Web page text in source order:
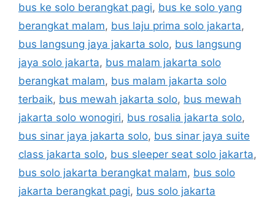
bus ke solo berangkat pagi, bus ke solo yang
berangkat malam, bus laju prima solo jakarta,
bus langsung jaya jakarta solo, bus langsung
jaya solo jakarta, bus malam jakarta solo
berangkat malam, bus malam jakarta solo
terbaik, bus mewah jakarta solo, bus mewah
jakarta solo wonogiri, bus rosalia jakarta solo,
bus sinar jaya jakarta solo, bus sinar jaya suite
class jakarta solo, bus sleeper seat solo jakarta,
bus solo jakarta berangkat malam, bus solo
jakarta berangkat pagi, bus solo jakarta